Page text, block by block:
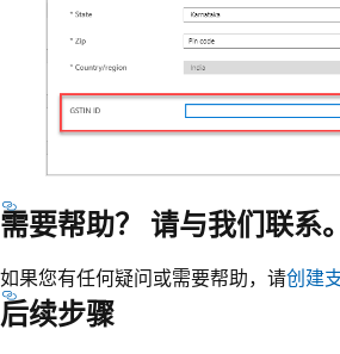
需要帮助？ 请与我们联系。
如果您有任何疑问或需要帮助，请创建
后续步骤